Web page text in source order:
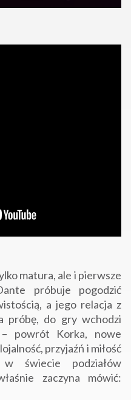
matura, ale i pierwsze
próbuje pogodzić
a jego relacja z
próbę, do gry wchodzi
powrót Korka, nowe
przyjaźń i miłość
świecie podziałów
zaczyna mówić: